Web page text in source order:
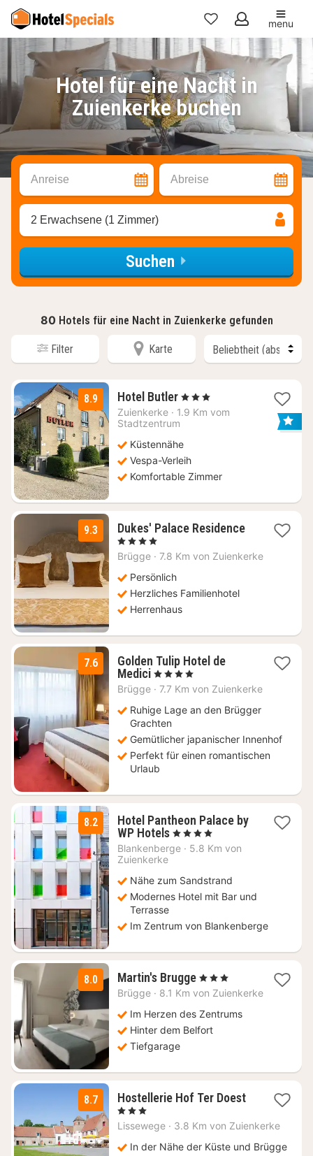
Meine
Favoriten
menu
Hotel für eine Nacht in
Zuienkerke buchen
Anreise Abreise
2 Erwachsene (1 Zimmer)
Suchen
80 Hotels für eine Nacht in Zuienkerke gefunden
Filter Karte
8.9 Hotel Butler1
Nacht
€
, 3 Sterne
Zuienkerke · 1.9 Km vom
Stadtzentrum
Küstennähe
Vespa-Verleih
Komfortable Zimmer
9.3 Dukes' Palace Residence1
ab
, 4 Sterne
Brügge · 7.8 Km von Zuienkerke
Persönlich
Herzliches Familienhotel
Herrenhaus
7.6
Golden Tulip Hotel de
Medici1
Nacht
144
€
, 4 Sterne
Brügge · 7.7 Km von Zuienkerke
Ruhige Lage an den Brügger
Grachten
Gemütlicher japanischer Innenhof
Perfekt für einen romantischen
Urlaub
8.2
Hotel Pantheon Palace by
WP Hotels1
Nacht
ab
€
, 4 Sterne
Blankenberge · 5.8 Km von
Zuienkerke
Nähe zum Sandstrand
Modernes Hotel mit Bar und
Terrasse
Im Zentrum von Blankenberge
8.0 Martin's Brugge1
Nacht
99
€
, 3 Sterne
Brügge · 8.1 Km von Zuienkerke
Im Herzen des Zentrums
Hinter dem Belfort
Tiefgarage
8.7 Hostellerie Hof Ter Doest1
ab
€
, 3 Sterne
Lissewege · 3.8 Km von Zuienkerke
In der Nähe der Küste und Brügge